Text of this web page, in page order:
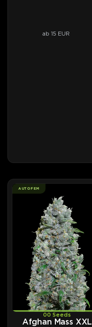
ab 15 EUR
AUTOFEM
00 Seeds
Afghan Mass XXL